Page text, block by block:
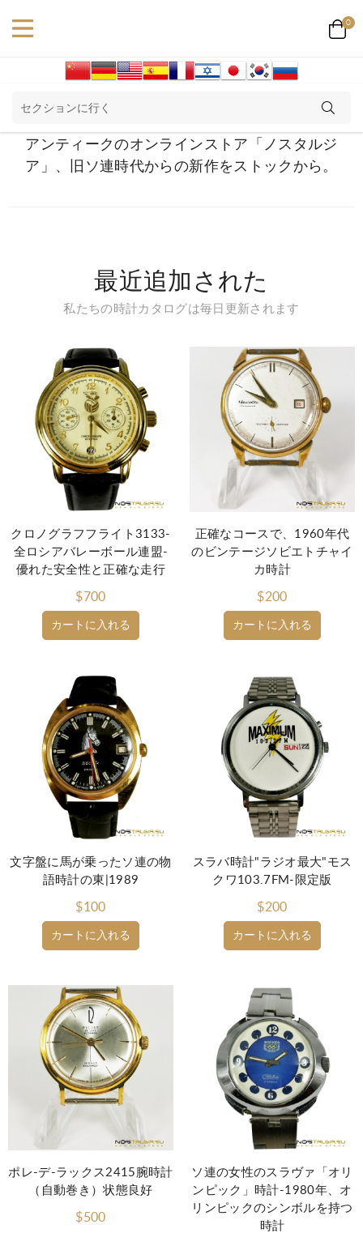
0
アンティークのオンラインストア「ノスタルジ
ア」、旧ソ連時代からの新作をストックから。
最近追加された
私たちの時計カタログは毎日更新されます
カートに入れる
クロノグラフフライト3133-
全ロシアバレーボール連盟-
優れた安全性と正確な走行
$700
カートに入れる
正確なコースで、1960年代
のビンテージソビエトチャイ
カ時計
$200
カートに入れる
文字盤に馬が乗ったソ連の物
語時計の東|1989
$100
カートに入れる
スラバ時計"ラジオ最大"モス
クワ103.7FM-限定版
$200
ポレ-デ-ラックス2415腕時計
（自動巻き）状態良好
$500
ソ連の女性のスラヴァ「オリ
ンピック」時計-1980年、オ
リンピックのシンボルを持つ
時計